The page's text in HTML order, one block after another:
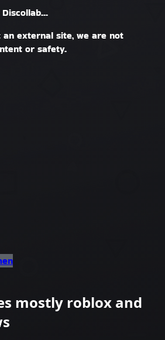
external site, we are not
or safety.
mostly roblox and